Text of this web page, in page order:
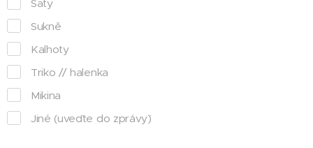
Šaty
Sukně
Kalhoty
Triko // halenka
Mikina
Jiné (uveďte do zprávy¨)